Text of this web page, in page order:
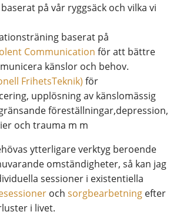
på vår ryggsäck och vilka vi
baserat på
Communication för att bättre
känslor och behov.
FrihetsTeknik) för
upplösning av känslomässig
föreställningar,depression,
och trauma m m
ytterligare verktyg beroende
omständigheter, så kan jag
sessioner i existentiella
och sorgbearbetning efter
i livet.